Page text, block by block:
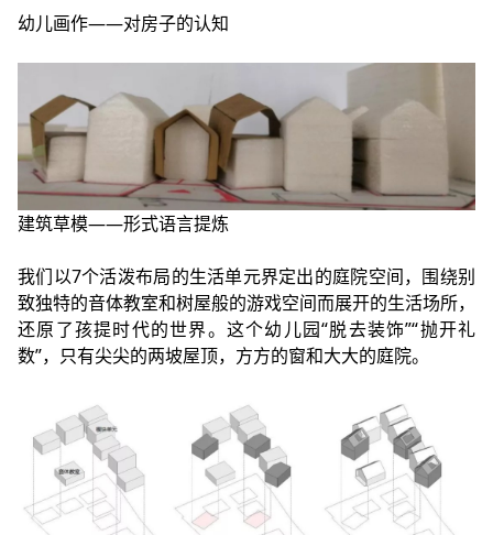
幼儿画作——对房子的认知
建筑草模——形式语言提炼
我们以7个活泼布局的生活单元界定出的庭院空间，围绕别
致独特的音体教室和树屋般的游戏空间而展开的生活场所，
还原了孩提时代的世界。这个幼儿园“脱去装饰”“抛开礼
数”，只有尖尖的两坡屋顶，方方的窗和大大的庭院。